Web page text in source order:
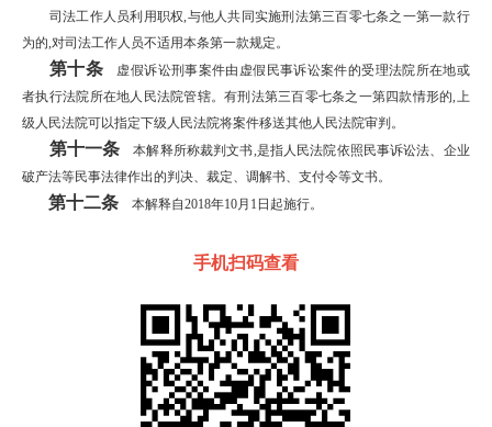
司法工作人员利用职权,与他人共同实施刑法第三百零七条之一第一款行
为的,对司法工作人员不适用本条第一款规定。
第十条 虚假诉讼刑事案件由虚假民事诉讼案件的受理法院所在地或
者执行法院所在地人民法院管辖。有刑法第三百零七条之一第四款情形的,上
级人民法院可以指定下级人民法院将案件移送其他人民法院审判。
第十一条 本解释所称裁判文书,是指人民法院依照民事诉讼法、企业
破产法等民事法律作出的判决、裁定、调解书、支付令等文书。
第十二条 本解释自2018年10月1日起施行。
手机扫码查看